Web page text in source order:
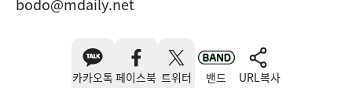
bodo@mdaily.net
카카오톡 페이스북 트위터 밴드 URL복사